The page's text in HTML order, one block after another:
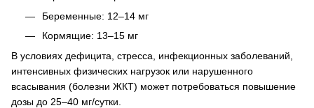
Беременные: 12–14 мг
Кормящие: 13–15 мг
В условиях дефицита, стресса, инфекционных заболеваний,
интенсивных физических нагрузок или нарушенного
всасывания (болезни ЖКТ) может потребоваться повышение
дозы до 25–40 мг/сутки.